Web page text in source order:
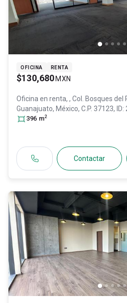
OFICINA RENTA
$130,680 MXN
Oficina en renta, , Col. Bosques del
Guanajuato, México, C.P. 37123, ID:
396 m2
Contactar